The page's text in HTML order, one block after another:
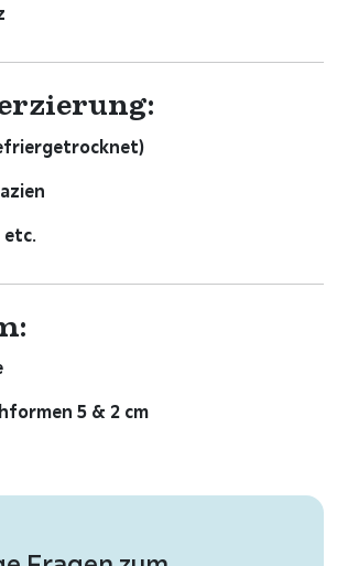
etc.
5 & 2 cm